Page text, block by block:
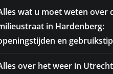
wat u moet weten over
in Hardenberg:
en
over het weer in